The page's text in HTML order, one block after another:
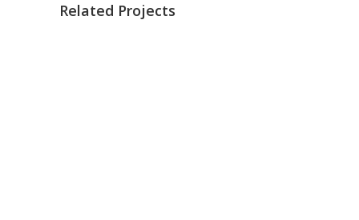
Related Projects